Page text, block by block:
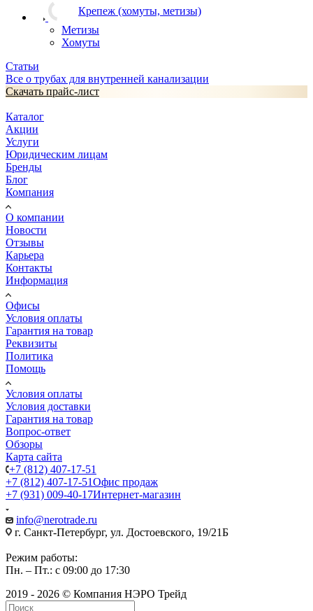
Крепеж (хомуты, метизы)
Метизы
Хомуты
Статьи
Все о трубах для внутренней канализации
Скачать прайс-лист
Каталог
Акции
Услуги
Юридическим лицам
Бренды
Блог
Компания
О компании
Новости
Отзывы
Карьера
Контакты
Информация
Офисы
Условия оплаты
Гарантия на товар
Реквизиты
Политика
Помощь
Условия оплаты
Условия доставки
Гарантия на товар
Вопрос-ответ
Обзоры
Карта сайта
+7 (812) 407-17-51
+7 (812) 407-17-51Офис продаж
+7 (931) 009-40-17Интернет-магазин
info@nerotrade.ru
г. Санкт-Петербург, ул. Достоевского, 19/21Б
Режим работы:
Пн. – Пт.: с 09:00 до 17:30
2019 - 2026 © Компания НЭРО Трейд